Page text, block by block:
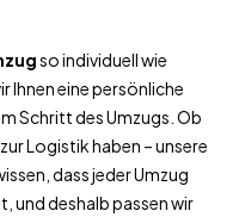
so individuell wie
Ihnen eine persönliche
Schritt des Umzugs. Ob
Logistik haben – unsere
dass jeder Umzug
und deshalb passen wir